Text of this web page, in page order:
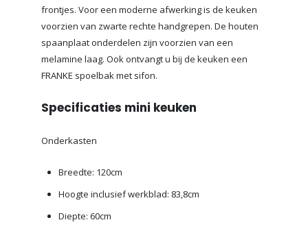
frontjes. Voor een moderne afwerking is de keuken
voorzien van zwarte rechte handgrepen. De houten
spaanplaat onderdelen zijn voorzien van een
melamine laag. Ook ontvangt u bij de keuken een
FRANKE spoelbak met sifon.
Specificaties mini keuken
Onderkasten
Breedte: 120cm
Hoogte inclusief werkblad: 83,8cm
Diepte: 60cm